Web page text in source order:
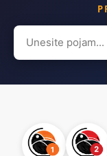
Search
for: